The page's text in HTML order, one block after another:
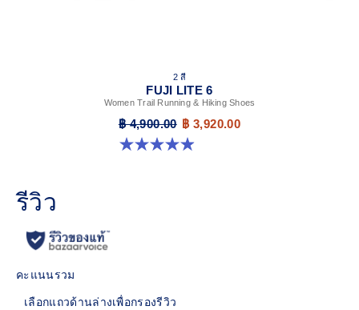
2 สี
FUJI LITE 6
Women Trail Running & Hiking Shoes
฿ 4,900.00 ฿ 3,920.00
4.9 จาก 5 ดาว 45 รีวิว